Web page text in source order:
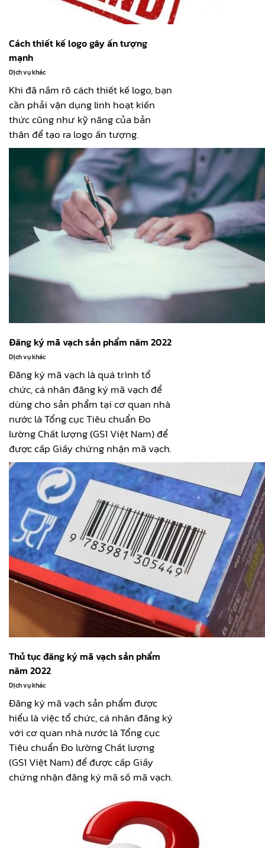
Cách thiết kế logo gây ấn tượng
mạnh
Dịch vụ khác
Khi đã nắm rõ cách thiết kế logo, bạn
cần phải vận dụng linh hoạt kiến
thức cũng như kỹ năng của bản
thân để tạo ra logo ấn tượng.
Đăng ký mã vạch sản phẩm năm 2022
Dịch vụ khác
Đăng ký mã vạch là quá trình tổ
chức, cá nhân đăng ký mã vạch để
dùng cho sản phẩm tại cơ quan nhà
nước là Tổng cục Tiêu chuẩn Đo
lường Chất lượng (GS1 Việt Nam) để
được cấp Giấy chứng nhận mã vạch.
Thủ tục đăng ký mã vạch sản phẩm
năm 2022
Dịch vụ khác
Đăng ký mã vạch sản phẩm được
hiểu là việc tổ chức, cá nhân đăng ký
với cơ quan nhà nước là Tổng cục
Tiêu chuẩn Đo lường Chất lượng
(GS1 Việt Nam) để được cấp Giấy
chứng nhận đăng ký mã số mã vạch.